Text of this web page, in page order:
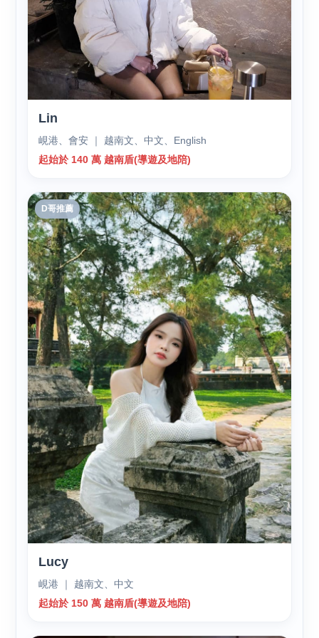
Lin
峴港、會安 ｜ 越南文、中文、English
起始於 140 萬 越南盾(導遊及地陪)
D哥推薦
Lucy
峴港 ｜ 越南文、中文
起始於 150 萬 越南盾(導遊及地陪)